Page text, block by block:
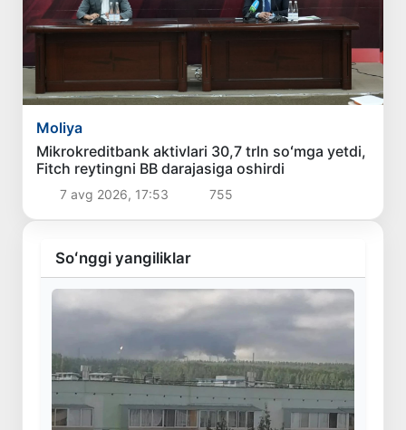
Moliya
Mikrokreditbank aktivlari 30,7 trln soʻmga yetdi,
Fitch reytingni BB darajasiga oshirdi
7 avg 2026, 17:53 755
Soʻnggi yangiliklar